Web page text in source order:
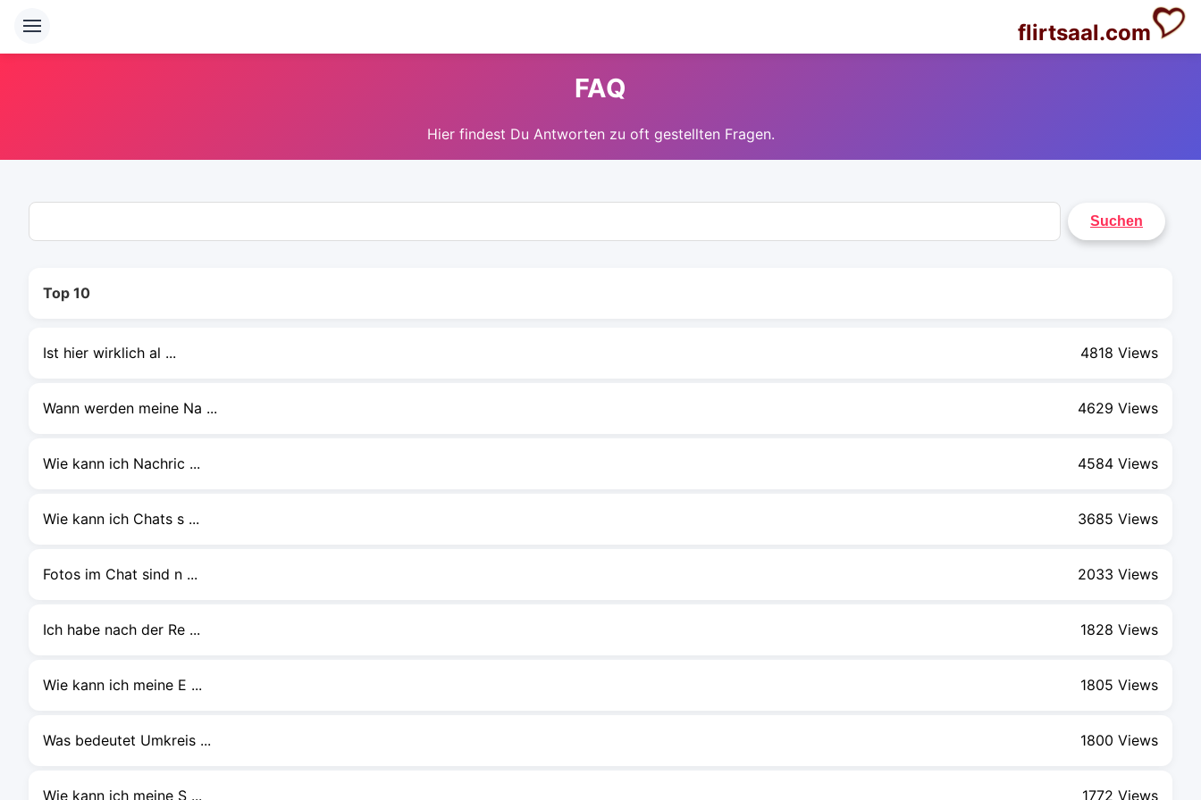
flirtsaal.com
FAQ
Hier findest Du Antworten zu oft gestellten Fragen.
Top 10
Ist hier wirklich al ... 4818 Views
Wann werden meine Na ... 4629 Views
Wie kann ich Nachric ... 4584 Views
Wie kann ich Chats s ... 3685 Views
Fotos im Chat sind n ... 2033 Views
Ich habe nach der Re ... 1828 Views
Wie kann ich meine E ... 1805 Views
Was bedeutet Umkreis ... 1800 Views
Wie kann ich meine S ... 1772 Views